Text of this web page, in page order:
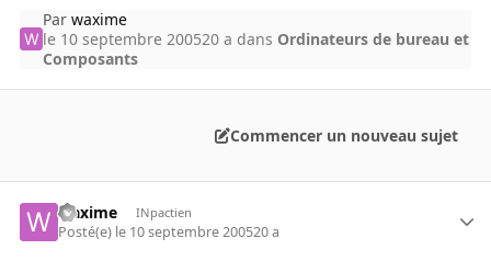
Parwaxime
le 10 septembre 200520 a dans Ordinateurs de bureau et
Composants
Commencer un nouveau sujet
waxime INpactien
Posté(e) le 10 septembre 200520 a